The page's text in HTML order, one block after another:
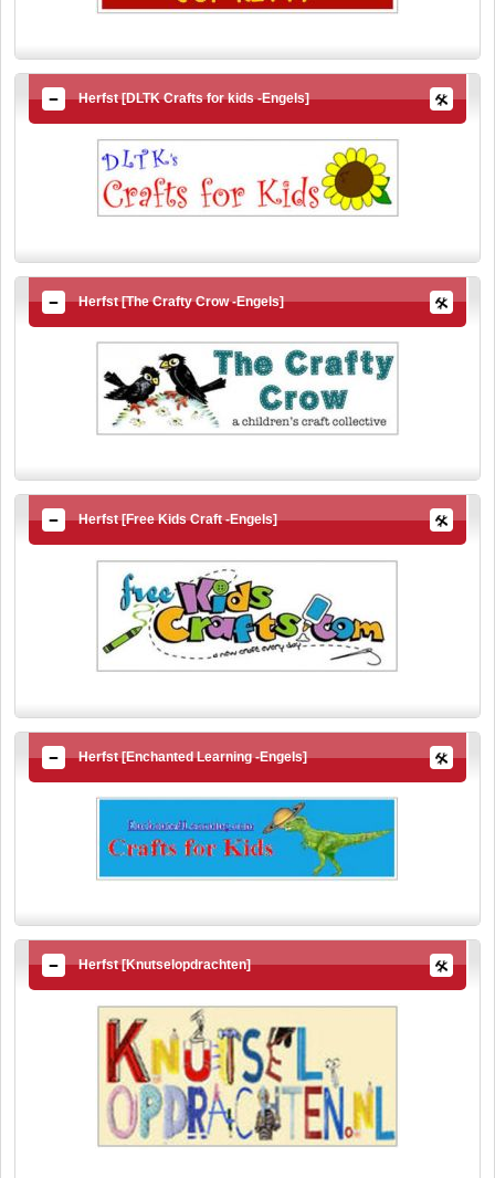
Herfst [DLTK Crafts for kids -Engels]
Herfst [The Crafty Crow -Engels]
Herfst [Free Kids Craft -Engels]
Herfst [Enchanted Learning -Engels]
Herfst [Knutselopdrachten]